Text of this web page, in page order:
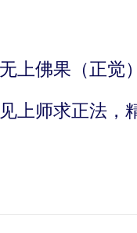
上佛果（正觉
上师求正法，